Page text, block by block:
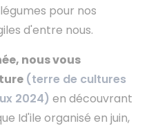
pour nos
d'entre nous.
nous vous
(terre de cultures
2024) en découvrant
Id'ile organisé en juin,